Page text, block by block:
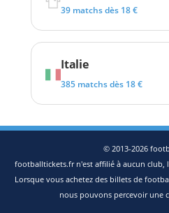
39 matchs dès 18 €
Italie
385 matchs dès 18 €
© 2013-2026
footballtickets.fr n'est affilié à aucun club,
Lorsque vous achetez des billets de
nous pouvons percevoir une